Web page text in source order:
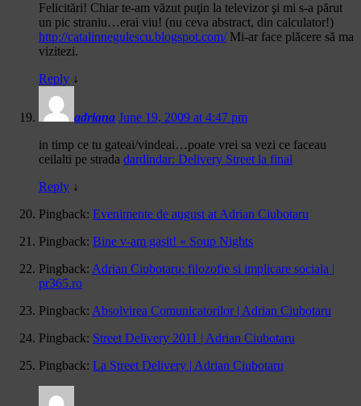
Felicitări! Chiar te-am văzut puţin la televizor şi mi s-a părut
un pic straniu…erai viu! (nu ceva abstract, din calculator!)
http://catalinnegulescu.blogspot.com/Mi-ar face plăcere să ma
vizitezi.
Reply ↓
adriana June 19, 2009 at 4:47 pm
in timp ce tu gateai/vindeai…poate vrei sa vezi ce faceau
ceilalti pe strada dardindar: Delivery Street la final
Reply ↓
Pingback: Evenimente de august at Adrian Ciubotaru
Pingback: Bine v-am gasit! « Soup Nights
Pingback: Adrian Ciubotaru: filozofie si implicare sociala |
pr365.ro
Pingback: Absolvirea Comunicatorilor | Adrian Ciubotaru
Pingback: Street Delivery 2011 | Adrian Ciubotaru
Pingback: La Street Delivery | Adrian Ciubotaru